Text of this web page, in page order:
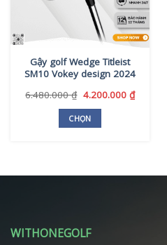
Gậy golf Wedge Titleist
SM10 Vokey design 2024
6.480.000₫ Giá
là:
6.480.000 ₫.
4.200.000 ₫Giá
CHỌN
có
Các
WITHONEGOLF